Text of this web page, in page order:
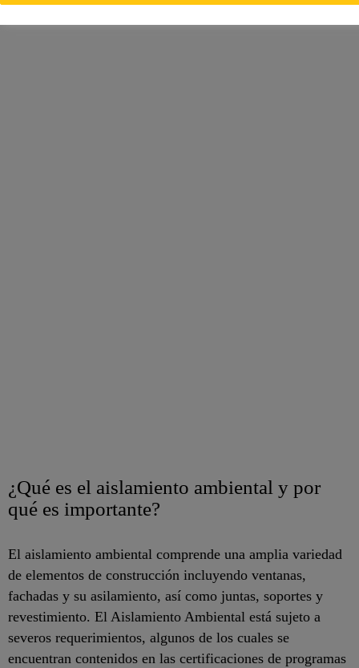
¿Qué es el aislamiento ambiental y por
qué es importante?
El aislamiento ambiental comprende una amplia variedad
de elementos de construcción incluyendo ventanas,
fachadas y su asilamiento, así como juntas, soportes y
revestimiento. El Aislamiento Ambiental está sujeto a
severos requerimientos, algunos de los cuales se
encuentran contenidos en las certificaciones de programas